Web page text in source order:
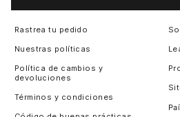
Rastrea tu pedido
Nuestras políticas
Política de cambios y
devoluciones
Términos y condiciones